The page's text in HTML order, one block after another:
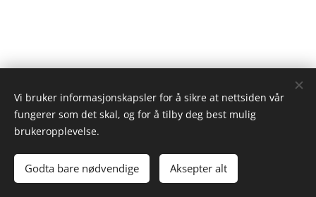
Webnode Informasjonskapsler
Vi bruker informasjonskapsler for å sikre at nettsiden vår
fungerer som det skal, og for å tilby deg best mulig
brukeropplevelse.
Godta bare nødvendige Aksepter alt